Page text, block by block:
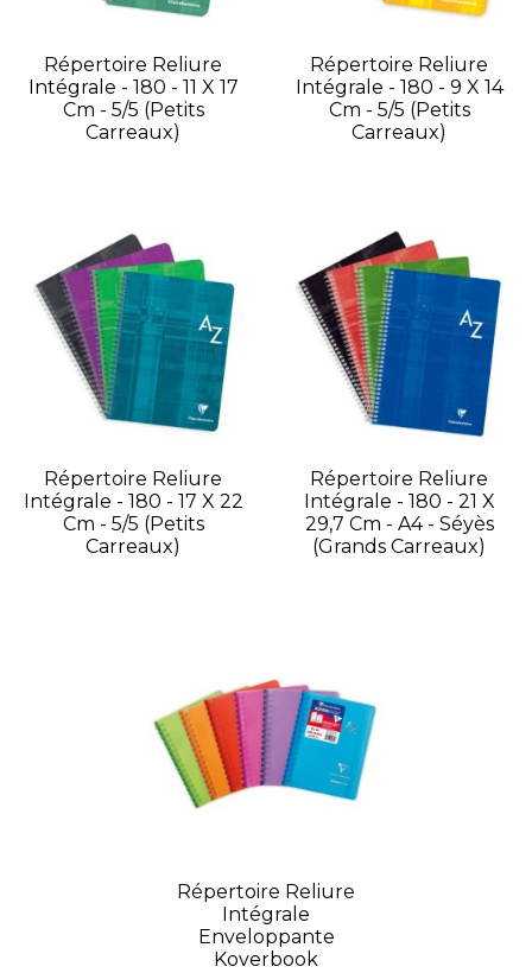
Répertoire Reliure
Intégrale - 180 - 11 X 17
Cm - 5/5 (petits
Carreaux)
Répertoire Reliure
Intégrale - 180 - 9 X 14
Cm - 5/5 (petits
Carreaux)
Répertoire Reliure
Intégrale - 180 - 17 X 22
Cm - 5/5 (petits
Carreaux)
Répertoire Reliure
Intégrale - 180 - 21 X
29,7 Cm - A4 - Séyès
(grands Carreaux)
Répertoire Reliure
Intégrale
Enveloppante
Koverbook